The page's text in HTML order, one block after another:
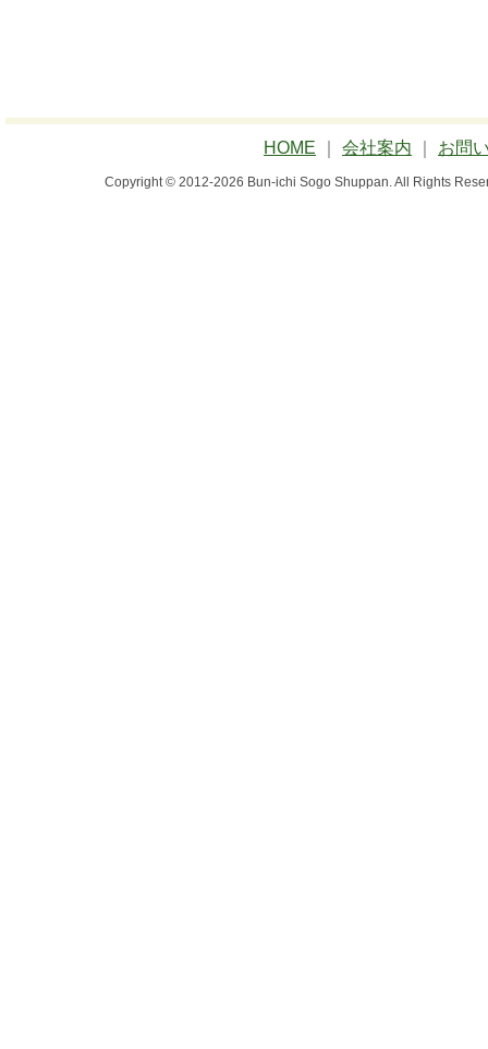
HOME 会社案内 お問
Copyright © 2012-2026 Bun-ichi Sogo Shuppan. All Rights